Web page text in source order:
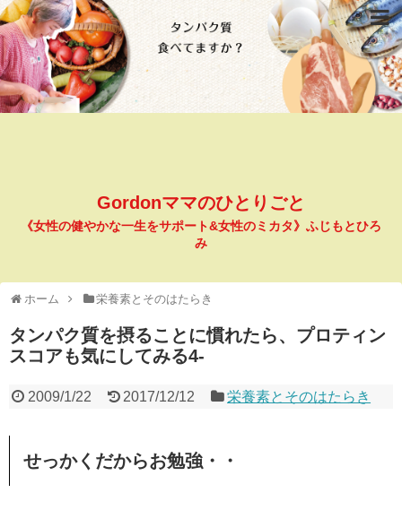
Gordonママのひとりごと
《女性の健やかな一生をサポート&女性のミカタ》ふじもとひろ
み
ホーム 栄養素とそのはたらき
タンパク質を摂ることに慣れたら、プロティン
スコアも気にしてみる4-
2009/1/22 2017/12/12 栄養素とそのはたらき
せっかくだからお勉強・・